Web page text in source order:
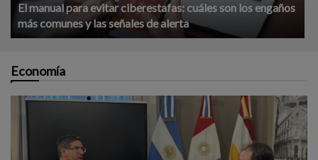
El manual para evitar ciberestafas: cuáles son los engaños
más comunes y las señales de alerta
Economía